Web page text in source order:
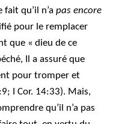
fait qu’il n’apas encore
pour le remplacer
que « dieu de ce
Il a assuré que
pour tromper et
I Cor. 14:33). Mais,
qu’il n’a pas